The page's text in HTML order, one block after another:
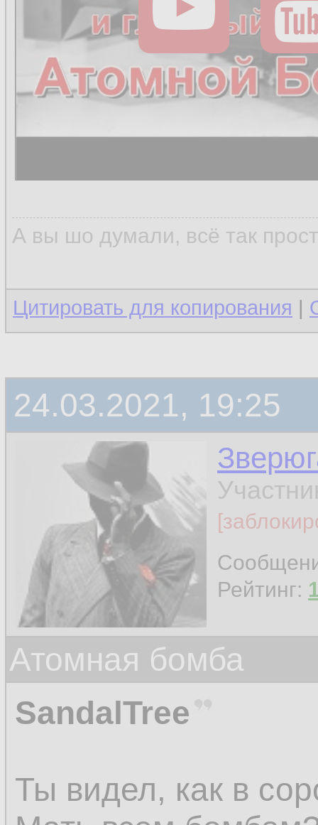
А вы шо думали, всё так
Цитировать для копирования |
24.03.2021, 19:25
Рейтинг:
Атомная бомба
SandalTree
Ты видел, как в